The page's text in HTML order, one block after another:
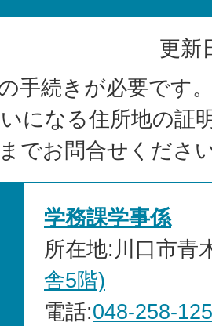
更新
手続きが必要です
になる住所地の証
でお問合せくださ
学務課学事係
所在地:川口市青
舎5階)
電話:048-258-